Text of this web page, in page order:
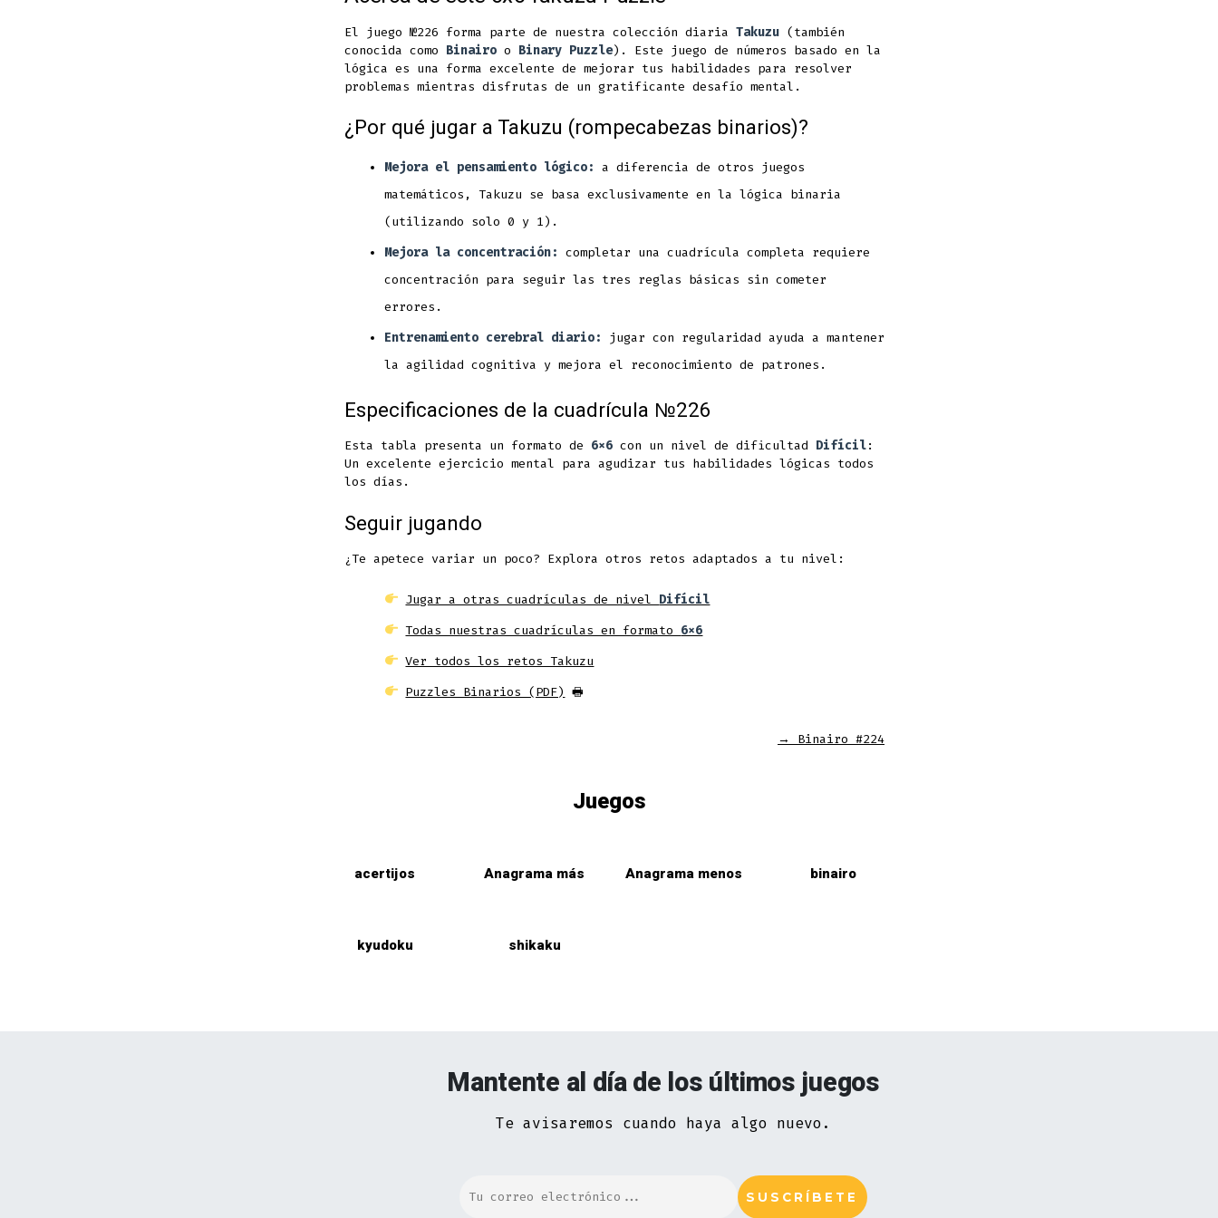
new
tab
new
tab
new
tab
El juego №226 forma parte de nuestra colección diariaTakuzu (también
conocida como Binairo o Binary Puzzle). Este juego de números basado en la
lógica es una forma excelente de mejorar tus habilidades para resolver
problemas mientras disfrutas de un gratificante desafío mental.
¿Por qué jugar a Takuzu (rompecabezas binarios)?
Mejora el pensamiento lógico: a diferencia de otros juegos
matemáticos, Takuzu se basa exclusivamente en la lógica binaria
(utilizando solo 0 y 1).
Mejora la concentración: completar una cuadrícula completa requiere
concentración para seguir las tres reglas básicas sin cometer
errores.
Entrenamiento cerebral diario:
jugar con regularidad ayuda a mantener
la agilidad cognitiva y mejora el reconocimiento de patrones.
Especificaciones de la cuadrícula №226
Esta tabla presenta un formato de 6x6 con un nivel de dificultad Difícil:
Un excelente ejercicio mental para agudizar tus habilidades lógicas todos
los días.
Seguir jugando
¿Te apetece variar un poco? Explora otros retos adaptados a tu nivel:
Jugar a otras cuadrículas de nivel Difícil
Todas nuestras cuadrículas en formato 6x6
Ver todos los retos Takuzu
Puzzles Binarios (PDF) 🖶
→ Binairo #224
Juegos
acertijos Anagrama más Anagrama menos binairo
kyudoku shikaku
Mantente al día de los últimos juegos
Te avisaremos cuando haya algo nuevo.